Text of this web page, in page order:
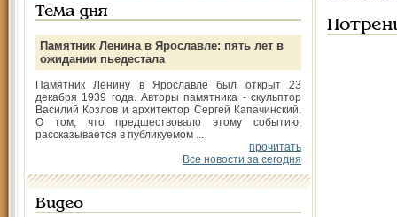
Тема дня
Памятник Ленина в Ярославле: пять лет в
ожидании пьедестала
Памятник Ленину в Ярославле был открыт 23
декабря 1939 года. Авторы памятника - скульптор
Василий Козлов и архитектор Сергей Капачинский.
О том, что предшествовало этому событию,
рассказывается в публикуемом ...
прочитать
Все новости за сегодня
Видео